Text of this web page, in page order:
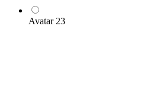
Avatar 23